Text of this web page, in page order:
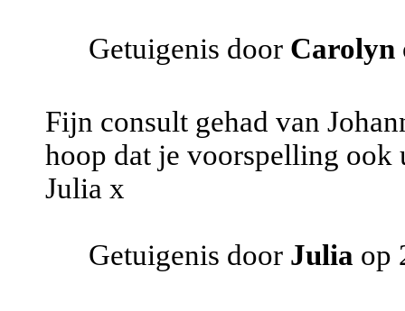
Getuigenis door Carolyn
Fijn consult gehad van
hoop dat je voorspelling
Julia x
Getuigenis door Julia op